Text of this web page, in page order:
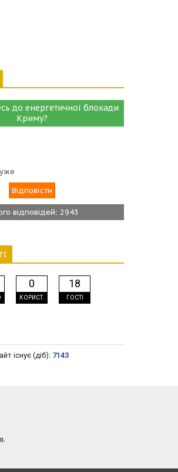
до енергетичної блокади
Криму?
відповідей: 2943
0
КОРИСТ.
18
ГОСТІ
існує (діб): 7143